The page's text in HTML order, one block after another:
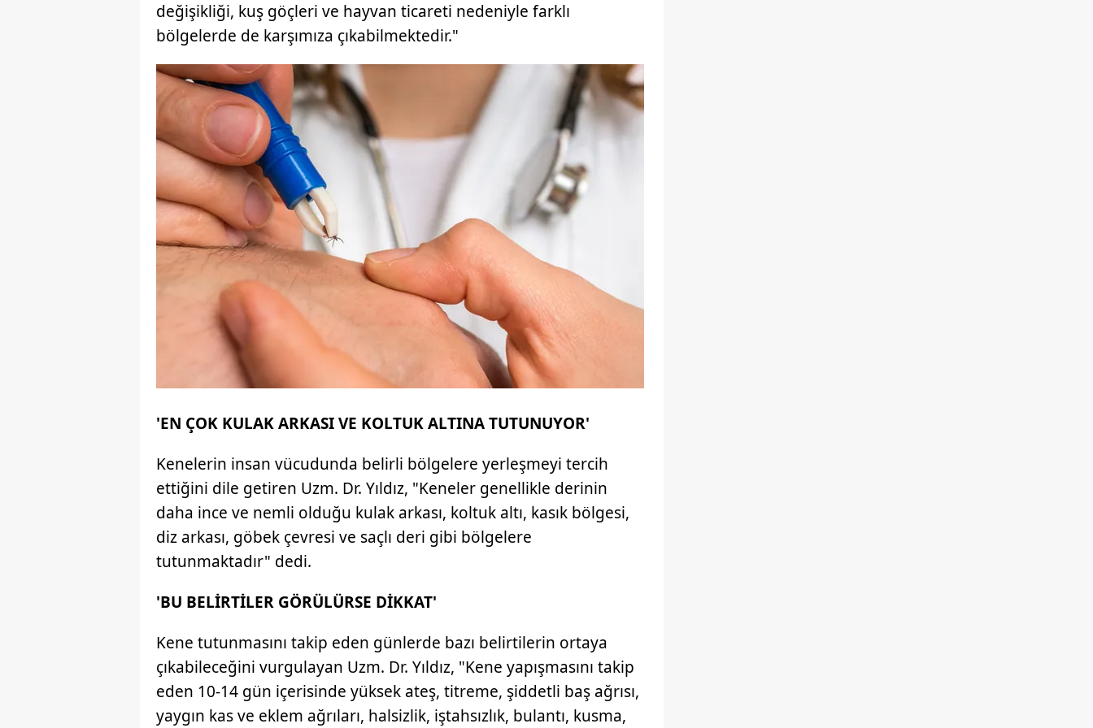
mevzuata uygun olarak kullanılan çerezlerle ilgili bilgi almak için lütfen
değişikliği, kuş göçleri ve hayvan ticareti nedeniyle farklı
bölgelerde de karşımıza çıkabilmektedir."
'EN ÇOK KULAK ARKASI VE KOLTUK ALTINA TUTUNUYOR'
Kenelerin insan vücudunda belirli bölgelere yerleşmeyi tercih
ettiğini dile getiren Uzm. Dr. Yıldız, "Keneler genellikle derinin
daha ince ve nemli olduğu kulak arkası, koltuk altı, kasık bölgesi,
diz arkası, göbek çevresi ve saçlı deri gibi bölgelere
tutunmaktadır" dedi.
'BU BELİRTİLER GÖRÜLÜRSE DİKKAT'
Kene tutunmasını takip eden günlerde bazı belirtilerin ortaya
çıkabileceğini vurgulayan Uzm. Dr. Yıldız, "Kene yapışmasını takip
eden 10-14 gün içerisinde yüksek ateş, titreme, şiddetli baş ağrısı,
yaygın kas ve eklem ağrıları, halsizlik, iştahsızlık, bulantı, kusma,